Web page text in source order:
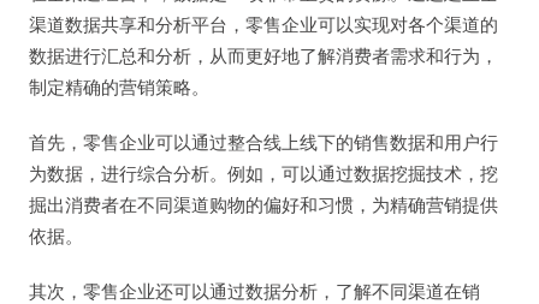
渠道数据共享和分析平台，零售企业可以实现对各个渠道的
数据进行汇总和分析，从而更好地了解消费者需求和行为，
制定精确的营销策略。
首先，零售企业可以通过整合线上线下的销售数据和用户行
为数据，进行综合分析。例如，可以通过数据挖掘技术，挖
掘出消费者在不同渠道购物的偏好和习惯，为精确营销提供
依据。
其次，零售企业还可以通过数据分析，了解不同渠道在销